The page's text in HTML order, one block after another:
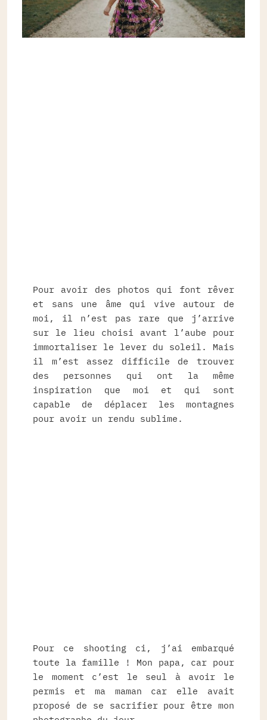
Pour avoir des photos qui font rêver
et sans une âme qui vive autour de
moi, il n’est pas rare que j’arrive
sur le lieu choisi avant l’aube pour
immortaliser le lever du soleil. Mais
il m’est assez difficile de trouver
des personnes qui ont la même
inspiration que moi et qui sont
capable de déplacer les montagnes
pour avoir un rendu sublime.
Pour ce shooting ci, j’ai embarqué
toute la famille ! Mon papa, car pour
le moment c’est le seul à avoir le
permis et ma maman car elle avait
proposé de se sacrifier pour être mon